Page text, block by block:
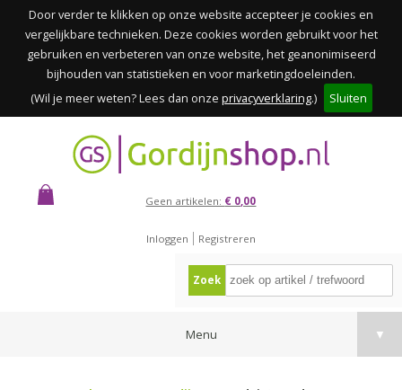
Door verder te klikken op onze website accepteer je cookies en
vergelijkbare technieken. Deze cookies worden gebruikt voor het
gebruiken en verbeteren van onze website, het geanonimiseerd
bijhouden van statistieken en voor marketingdoeleinden.
(Wil je meer weten? Lees dan onze privacyverklaring.) Sluiten
Geen artikelen: € 0,00
Inloggen Registreren
Zoek
Menu ▼